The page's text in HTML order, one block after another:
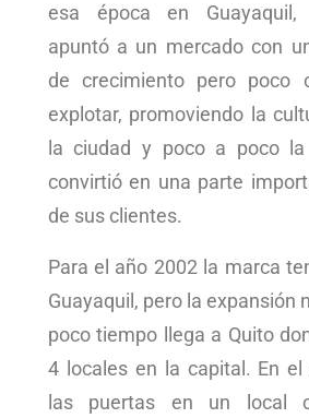
esa época en Guayaquil,
apuntó a un mercado con
de crecimiento pero poco
explotar, promoviendo la
la ciudad y poco a poco
convirtió en una parte
de sus clientes.
Para el año 2002 la marca
Guayaquil, pero la expansión
poco tiempo llega a Quito
4 locales en la capital. En
las puertas en un local